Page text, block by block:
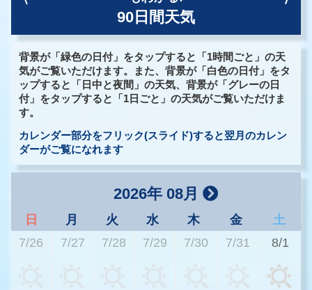
90日間天気
背景が「緑色の日付」をタップすると「1時間ごと」の天
気がご覧いただけます。また、背景が「白色の日付」をタ
ップすると「日中と夜間」の天気、背景が「グレーの日
付」をタップすると「1日ごと」の天気がご覧いただけま
す。
カレンダー部分をフリック(スライド)すると翌月のカレン
ダーがご覧になれます
2026年 08月
日 月 火 水 木 金
土
7/26
7/27 7/28 7/29 7/30 7/31 8/1